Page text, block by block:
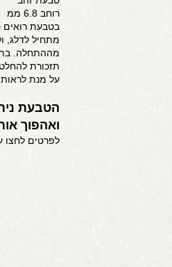
רוחב 6.8 ממ
בטבעת
מתחיל לדלג,
מההתחלה. בת
תזכורת
על מנת
הטבעת
ואהפוך
לפרטים לחצו